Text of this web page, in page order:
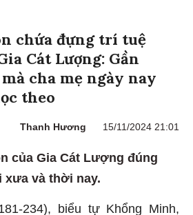
chứa đựng trí tuệ
Cát Lượng: Gần
cha mẹ ngày nay
theo
Thanh Hương 15/11/2024 21:01
của Gia Cát Lượng đúng
và thời nay.
234), biểu tự Khổng Minh,